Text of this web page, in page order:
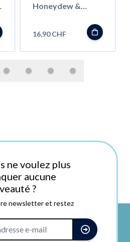
Honeydew &
50ml - Shortfill
16,90 CHF
ne voulez plus
aucune
?
newsletter et restez